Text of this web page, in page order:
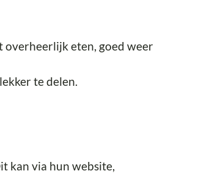
overheerlijk eten, goed weer
te delen.
kan via hun website,